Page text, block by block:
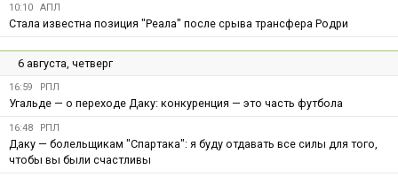
10:10 АПЛ
Стала известна позиция "Реала" после срыва трансфера Родри
6 августа, четверг
16:59 РПЛ
Угальде — о переходе Даку: конкуренция — это часть футбола
16:48 РПЛ
Даку — болельщикам "Спартака": я буду отдавать все силы для того,
чтобы вы были счастливы